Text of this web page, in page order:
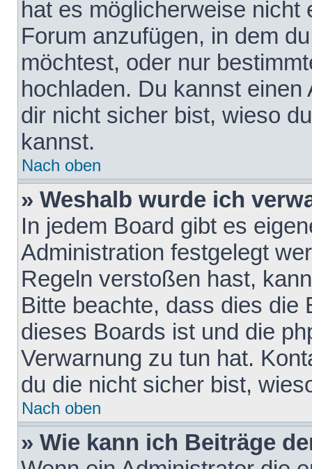
hat es möglicherweise nicht
Forum anzufügen, in dem
möchtest, oder nur
hochladen. Du kannst
dir nicht sicher bist, wieso
kannst.
Nach oben
» Weshalb wurde ich
In jedem Board gibt es
Administration festgelegt
Regeln verstoßen hast,
Bitte beachte, dass dies die
dieses Boards ist und die
Verwarnung zu tun hat.
du die nicht sicher bist,
Nach oben
» Wie kann ich Beiträge